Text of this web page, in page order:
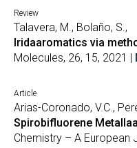
Review
Talavera, M., Bolaño, S.,
Iridaaromatics via
Molecules, 26, 15, 2021 |
Article
Arias-Coronado, V.C.,
Spirobifluorene
Chemistry – A European